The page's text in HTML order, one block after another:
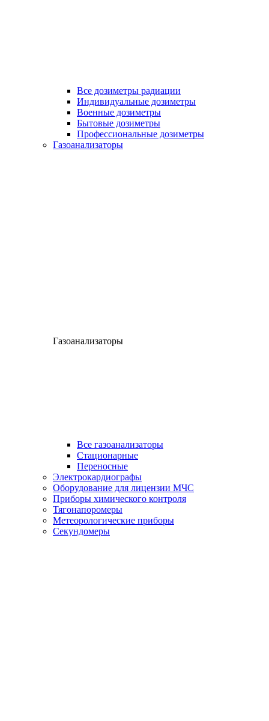
Все дозиметры радиации
Индивидуальные дозиметры
Военные дозиметры
Бытовые дозиметры
Профессиональные дозиметры
Газоанализаторы
Газоанализаторы
Все газоанализаторы
Cтационарные
Переносные
Электрокардиографы
Оборудование для лицензии МЧС
Приборы химического контроля
Тягонапоромеры
Метеорологические приборы
Секундомеры